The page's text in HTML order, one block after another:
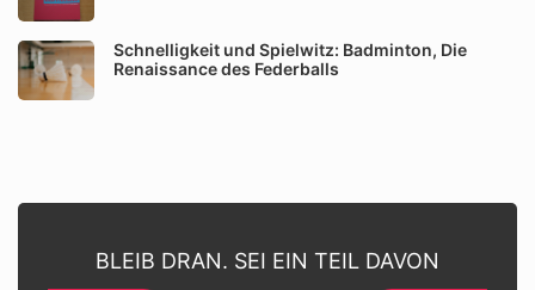
Schnelligkeit und Spielwitz: Badminton, Die
Renaissance des Federballs
BLEIB DRAN. SEI EIN TEIL DAVON